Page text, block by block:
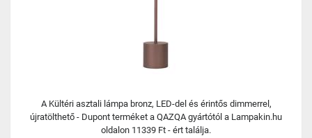
A Kültéri asztali lámpa bronz, LED-del és érintős dimmerrel,
újratölthető - Dupont terméket a QAZQA gyártótól a Lampakin.hu
oldalon 11339 Ft - ért találja.